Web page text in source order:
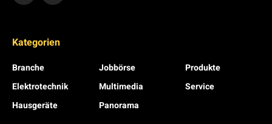
Kategorien
Branche
Elektrotechnik
Hausgeräte
Jobbörse
Multimedia
Panorama
Produkte
Service